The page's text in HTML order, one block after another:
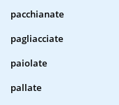
pacchianate
pagliacciate
paiolate
pallate